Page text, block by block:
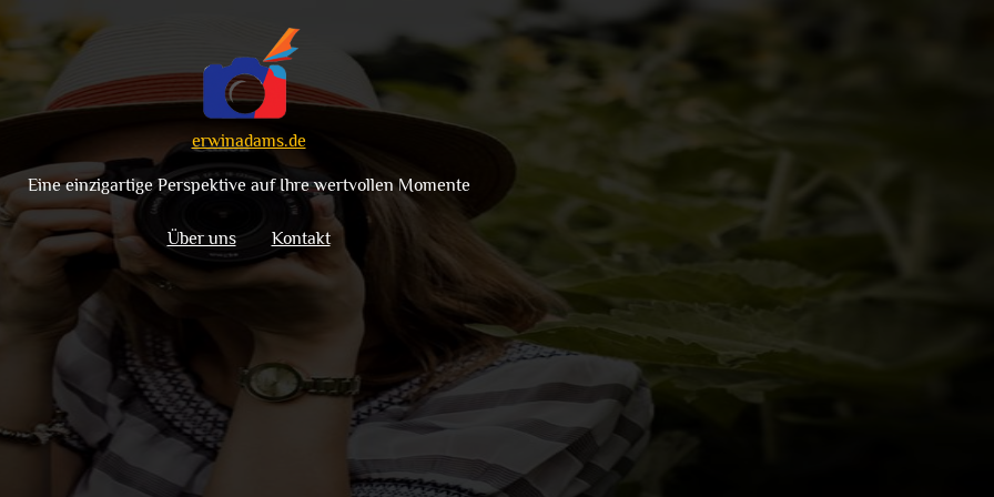
erwinadams.de
Eine einzigartige Perspektive auf Ihre wertvollen Momente
Über uns Kontakt